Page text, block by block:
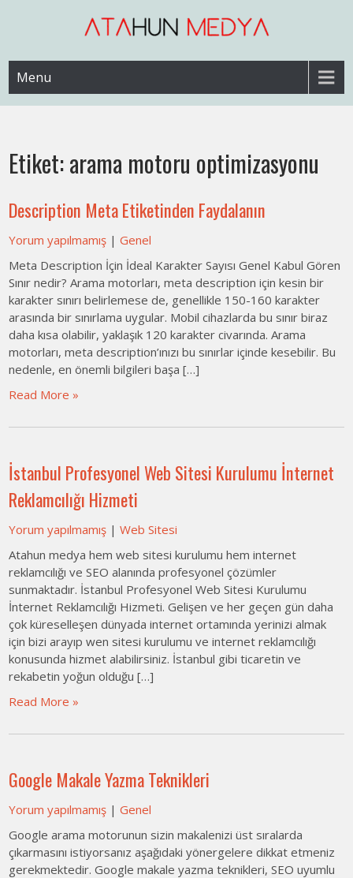
Web Sitesi Açma, İnternet Sitesi
Fiyatları
Menu
Etiket:arama motoru optimizasyonu
Description Meta Etiketinden Faydalanın
Yorum yapılmamış |Genel
Meta Description İçin İdeal Karakter Sayısı Genel Kabul Gören
Sınır nedir? Arama motorları, meta description için kesin bir
karakter sınırı belirlemese de, genellikle 150-160 karakter
arasında bir sınırlama uygular. Mobil cihazlarda bu sınır biraz
daha kısa olabilir, yaklaşık 120 karakter civarında. Arama
motorları, meta description’ınızı bu sınırlar içinde kesebilir. Bu
nedenle, en önemli bilgileri başa […]
Read More »
İstanbul Profesyonel Web Sitesi Kurulumu İnternet
Reklamcılığı Hizmeti
Yorum yapılmamış |Web Sitesi
Atahun medya hem web sitesi kurulumu hem internet
reklamcılığı ve SEO alanında profesyonel çözümler
sunmaktadır. İstanbul Profesyonel Web Sitesi Kurulumu
İnternet Reklamcılığı Hizmeti. Gelişen ve her geçen gün daha
çok küreselleşen dünyada internet ortamında yerinizi almak
için bizi arayıp wen sitesi kurulumu ve internet reklamcılığı
konusunda hizmet alabilirsiniz. İstanbul gibi ticaretin ve
rekabetin yoğun olduğu […]
Read More »
Google Makale Yazma Teknikleri
Yorum yapılmamış |Genel
Google arama motorunun sizin makalenizi üst sıralarda
çıkarmasını istiyorsanız aşağıdaki yönergelere dikkat etmeniz
gerekmektedir. Google makale yazma teknikleri, SEO uyumlu